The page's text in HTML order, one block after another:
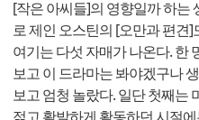
[작은 아씨들]의 영향일까 하는
로 제인 오스틴의 [오만과 편견
여기는 다섯 자매가 나온다. 한
보고 이 드라마는 봐야겠구나
보고 엄청 놀랐다. 일단 첫째는